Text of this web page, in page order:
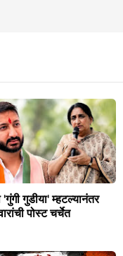
गुडीया' म्हटल्यानंतर
पोस्ट चर्चेत